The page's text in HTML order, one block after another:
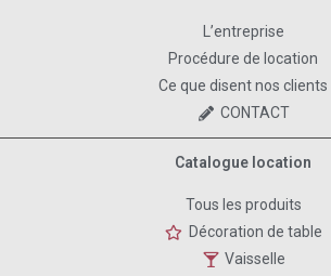
L’entreprise
Procédure de location
Ce que disent nos clients
CONTACT
Catalogue location
Tous les produits
Décoration de table
Vaisselle